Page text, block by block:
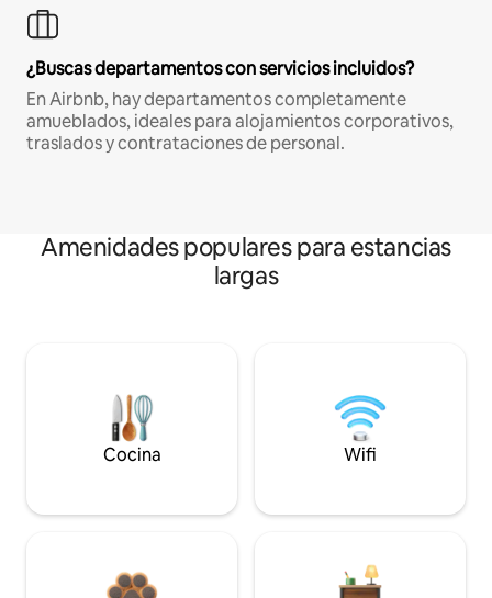
¿Buscas departamentos con servicios incluidos?
En Airbnb, hay departamentos completamente
amueblados, ideales para alojamientos corporativos,
traslados y contrataciones de personal.
Amenidades populares para estancias
largas
Cocina Wifi